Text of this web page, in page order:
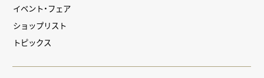
イベント・フェア
ショップリスト
トピックス